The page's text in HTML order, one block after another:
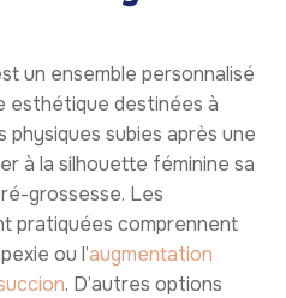
un ensemble personnalisé
esthétique destinées à
subies après une
à la silhouette féminine sa
grossesse. Les
pratiquées comprennent
ou l’augmentation
. D’autres options